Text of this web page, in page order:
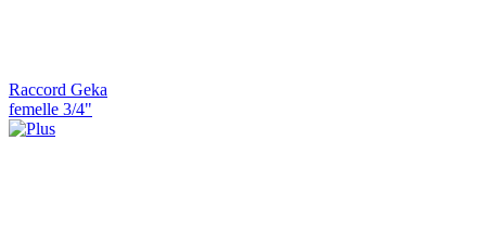
Raccord Geka
femelle 3/4"